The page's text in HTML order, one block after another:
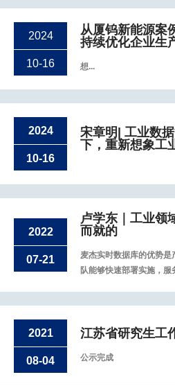
2024
10-16
从厦钨新能源案
持续优化企业生
想...
2024
10-16
宋章明| 工业数
下，重新想象工
2022
07-21
卢学东｜工业领
而就的
麦杰实时数据库的优势是
队能够快速部署实施，服
2021
08-04
江苏省研究生工
公示完成